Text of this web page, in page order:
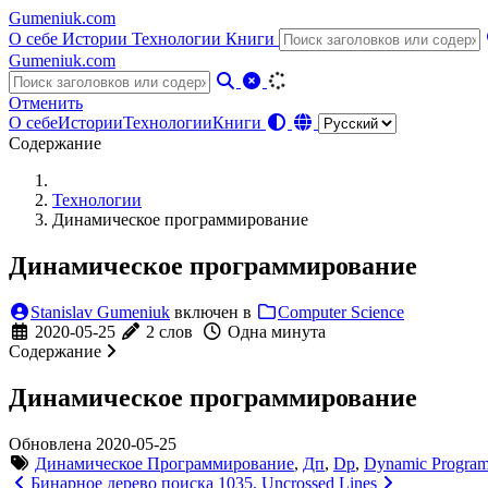
Gumeniuk.com
О себе Истории Технологии Книги
Gumeniuk.com
Отменить
О себеИсторииТехнологииКниги
Содержание
Технологии
Динамическое программирование
Динамическое программирование
Stanislav Gumeniuk включен в
Computer Science
2020-05-25
2 слов
Одна минута
Содержание
Динамическое программирование
Oбновлена 2020-05-25
Динамическое Программирование, Дп, Dp, Dynamic
Бинарное дерево поиска 1035. Uncrossed Lines